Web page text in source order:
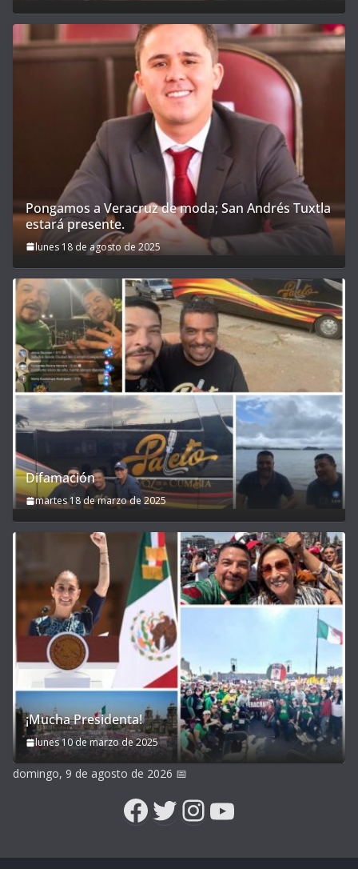
Pongamos a Veracruz de moda; San Andrés Tuxtla
estará presente.
lunes 18 de agosto de 2025
Difamación
martes 18 de marzo de 2025
¡Mucha Presidenta!
lunes 10 de marzo de 2025
domingo, 9 de agosto de 2026 📅
Facebook
Twitter
Instagram
YouTube